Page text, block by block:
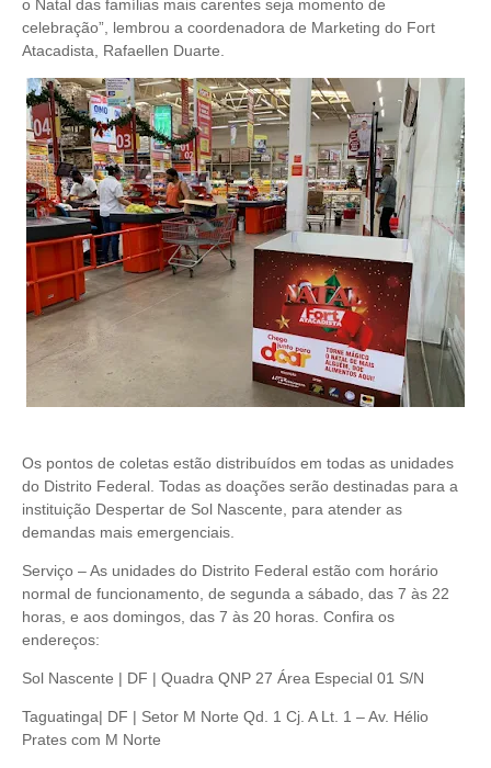
o Natal das famílias mais carentes seja momento de
celebração”, lembrou a coordenadora de Marketing do Fort
Atacadista, Rafaellen Duarte.
Os pontos de coletas estão distribuídos em todas as unidades
do Distrito Federal. Todas as doações serão destinadas para a
instituição Despertar de Sol Nascente, para atender as
demandas mais emergenciais.
Serviço – As unidades do Distrito Federal estão com horário
normal de funcionamento, de segunda a sábado, das 7 às 22
horas, e aos domingos, das 7 às 20 horas. Confira os
endereços:
Sol Nascente | DF | Quadra QNP 27 Área Especial 01 S/N
Taguatinga| DF | Setor M Norte Qd. 1 Cj. A Lt. 1 – Av. Hélio
Prates com M Norte